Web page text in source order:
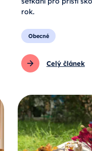
rok.
Obecné
Celý článek